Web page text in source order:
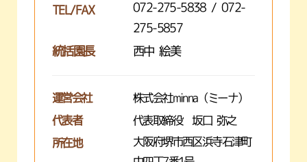
TEL/FAX
072-275-5838 / 072-
275-5857
統括園長
西中 絵美
運営会社 株式会社minna（ミーナ）
代表者 代表取締役 坂口 弥之
所在地
大阪府堺市西区浜寺石津町